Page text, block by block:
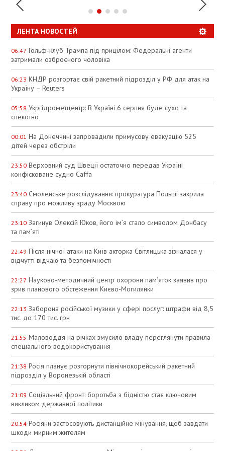
ЛЕНТА НОВОСТЕЙ
06:47 Гольф-клуб Трампа під прицілом: Федеральні агенти
затримали озброєного чоловіка
06:23 КНДР розгортає свій ракетний підрозділ у РФ для атак на
Україну – Reuters
05:58 Укргідрометцентр: В Україні 6 серпня буде сухо та
спекотно
00:01 На Донеччині запровадили примусову евакуацію 525
дітей через обстріли
23:50 Верховний суд Швеції остаточно передав Україні
конфісковане судно Caffa
23:40 Смоленське розслідування: прокуратура Польщі закрила
справу про можливу зраду Москвою
23:10 Загинув Олексій Юков, його ім’я стало символом Донбасу
та пам’яті
22:49 Після нічної атаки на Київ акторка Світлицька зізналася у
відчутті відчаю та безпомічності
22:27 Науково‑методичний центр охорони пам’яток заявив про
зрив планового обстеження Києво‑Могилянки
22:13 Заборона російської музики у сфері послуг: штрафи від 8,5
тис. до 170 тис. грн
21:55 Маловоддя на річках змусило владу переглянути правила
спеціального водокористування
21:38 Росія планує розгорнути північнокорейський ракетний
підрозділ у Воронезькій області
21:09 Соціальний фронт: боротьба з бідністю стає ключовим
викликом державної політики
20:54 Росіяни застосовують дистанційне мінування, щоб завдати
шкоди мирним жителям